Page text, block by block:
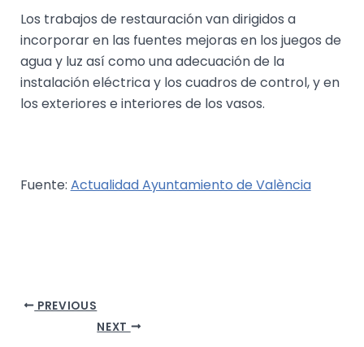
Los trabajos de restauración van dirigidos a
incorporar en las fuentes mejoras en los juegos de
agua y luz así como una adecuación de la
instalación eléctrica y los cuadros de control, y en
los exteriores e interiores de los vasos.
Fuente: Actualidad Ayuntamiento de València
PREVIOUS
NEXT